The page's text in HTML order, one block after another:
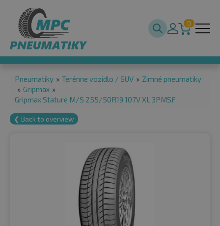
0
Pneumatiky » Terénne vozidlo / SUV » Zimné pneumatiky
» Gripmax »
Gripmax Stature M/S 255/50R19 107V XL 3PMSF
❮ Back to overview